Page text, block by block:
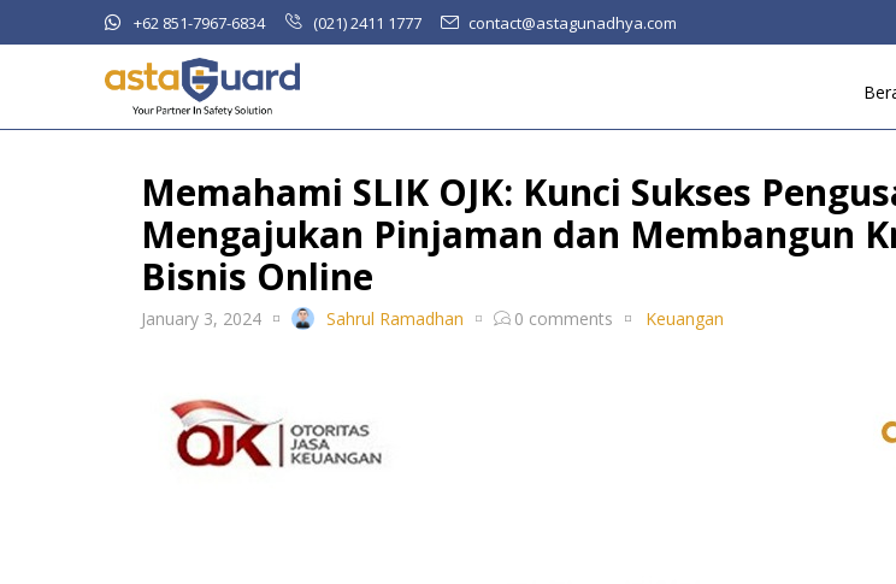
+62 851-7967-6834 (021) 2411 1777 contact@astagunadhya.com
Memahami SLIK OJK: Kunci Sukses
Mengajukan Pinjaman dan Membangun
Bisnis Online
January 3, 2024 Sahrul Ramadhan 0 comments Keuangan